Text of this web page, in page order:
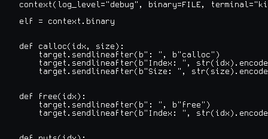
context(log_level="debug", binary=FILE,
elf = context.binary
def calloc(idx, size):
    target.sendlineafter(b": ", b"calloc")
target.sendlineafter(b"Index: ",
target.sendlineafter(b"Size: ",
def free(idx):
    target.sendlineafter(b": ", b"free")
target.sendlineafter(b"Index: ",